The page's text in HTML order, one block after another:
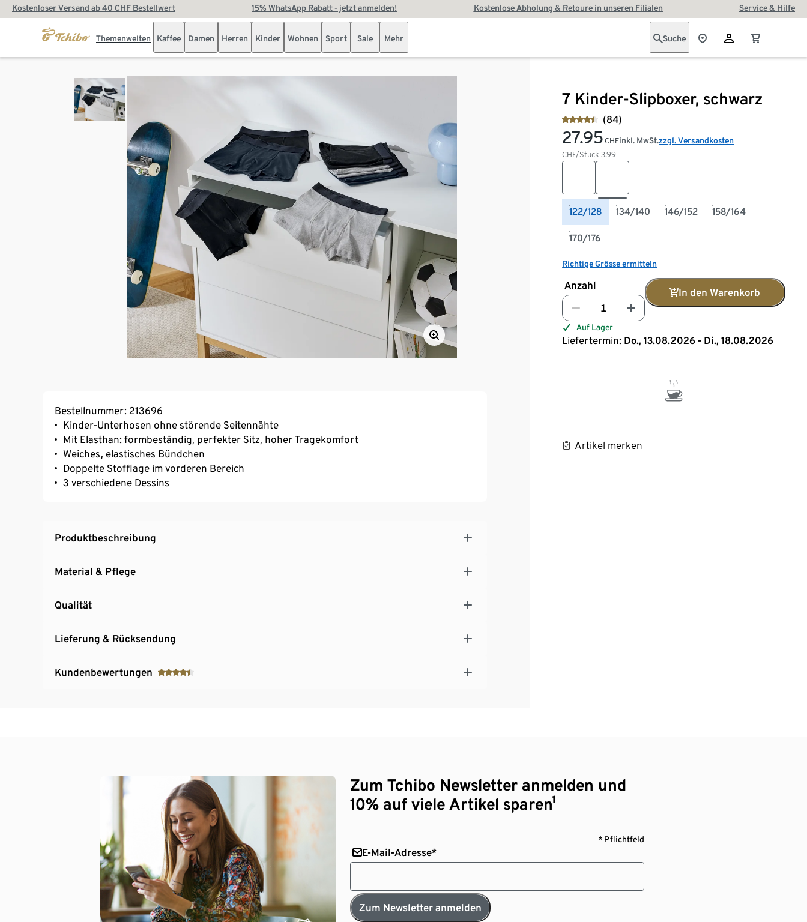
Kostenloser Versand ab 40 CHF Bestellwert 15% WhatsApp Rabatt - jetzt anmelden! Kostenlose Abholung & Retoure in unseren Filialen Service & Hilfe
Themenwelten Kaffee Damen Herren Kinder Wohnen Sport Sale Mehr Suche
7 Kinder-Slipboxer, schwarz
(84)
27.95 CHF
CHF/Stück3.99
inkl. MwSt.zzgl. Versandkosten
122/128 134/140 146/152 158/164
170/176
Richtige Grösse ermitteln
Anzahl
In den Warenkorb
Auf Lager
Liefertermin: Do., 13.08.2026 - Di., 18.08.2026
Artikel merken
Bestellnummer: 213696
Kinder-Unterhosen ohne störende Seitennähte
Mit Elasthan: formbeständig, perfekter Sitz, hoher Tragekomfort
Weiches, elastisches Bündchen
Doppelte Stofflage im vorderen Bereich
3 verschiedene Dessins
Produktbeschreibung
Material & Pflege
Qualität
Lieferung & Rücksendung
Kundenbewertungen
Zum Tchibo Newsletter anmelden und
10% auf viele Artikel sparen¹
* Pflichtfeld
E-Mail-Adresse*
Zum Newsletter anmelden